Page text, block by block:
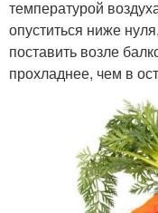
температурой
опуститься ниже
поставить возле
прохладнее, чем в